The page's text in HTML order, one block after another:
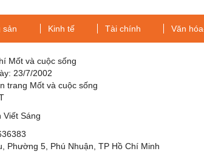
sản Kinh tế Tài chính Văn
Mốt và cuộc sống
23/7/2002
trang Mốt và cuộc sống
Viết Sáng
Phường 5, Phú Nhuận, TP Hồ Chí Minh